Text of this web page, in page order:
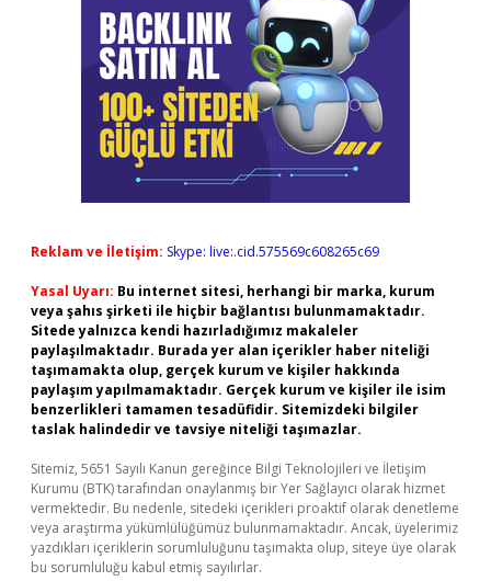
Reklam ve İletişim: Skype: live:.cid.575569c608265c69
Yasal Uyarı: Bu internet sitesi, herhangi bir marka, kurum
veya şahıs şirketi ile hiçbir bağlantısı bulunmamaktadır.
Sitede yalnızca kendi hazırladığımız makaleler
paylaşılmaktadır. Burada yer alan içerikler haber niteliği
taşımamakta olup, gerçek kurum ve kişiler hakkında
paylaşım yapılmamaktadır. Gerçek kurum ve kişiler ile isim
benzerlikleri tamamen tesadüfidir. Sitemizdeki bilgiler
taslak halindedir ve tavsiye niteliği taşımazlar.
Sitemiz, 5651 Sayılı Kanun gereğince Bilgi Teknolojileri ve İletişim
Kurumu (BTK) tarafından onaylanmış bir Yer Sağlayıcı olarak hizmet
vermektedir. Bu nedenle, sitedeki içerikleri proaktif olarak denetleme
veya araştırma yükümlülüğümüz bulunmamaktadır. Ancak, üyelerimiz
yazdıkları içeriklerin sorumluluğunu taşımakta olup, siteye üye olarak
bu sorumluluğu kabul etmiş sayılırlar.